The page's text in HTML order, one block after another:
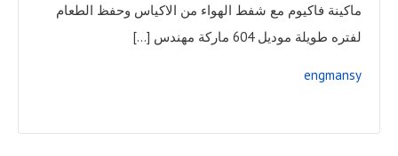
ماكينة فاكيوم مع شفط الهواء من الاكياس وحفظ الطعام
لفتره طويلة موديل 604 ماركة مهندس […]
engmansy